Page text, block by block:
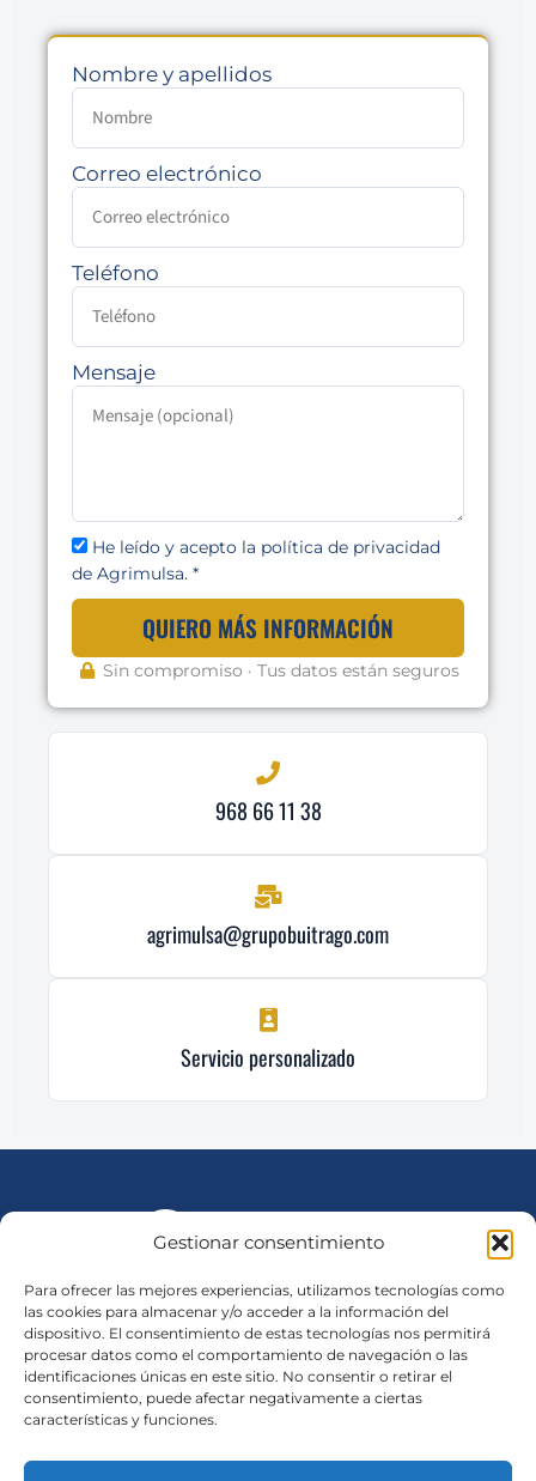
Gestionar consentimiento
Para ofrecer las mejores experiencias, utilizamos tecnologías como
las cookies para almacenar y/o acceder a la información del
dispositivo. El consentimiento de estas tecnologías nos permitirá
procesar datos como el comportamiento de navegación o las
identificaciones únicas en este sitio. No consentir o retirar el
consentimiento, puede afectar negativamente a ciertas
características y funciones.
Nombre y apellidos
Correo electrónico
Teléfono
Mensaje
He leído y acepto la política de privacidad
de Agrimulsa. *
QUIERO MÁS INFORMACIÓN
Sin compromiso · Tus datos están seguros
968 66 11 38
agrimulsa@grupobuitrago.com
Servicio personalizado
Consesionario Oficial New Holland en Murcia, Alicante y
Valencia
Sede Central (Mula)
Lunes a Viernes: 07:00-18:30